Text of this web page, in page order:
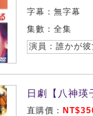
字幕：無字幕
集數：全集
日劇【八神
直購價：